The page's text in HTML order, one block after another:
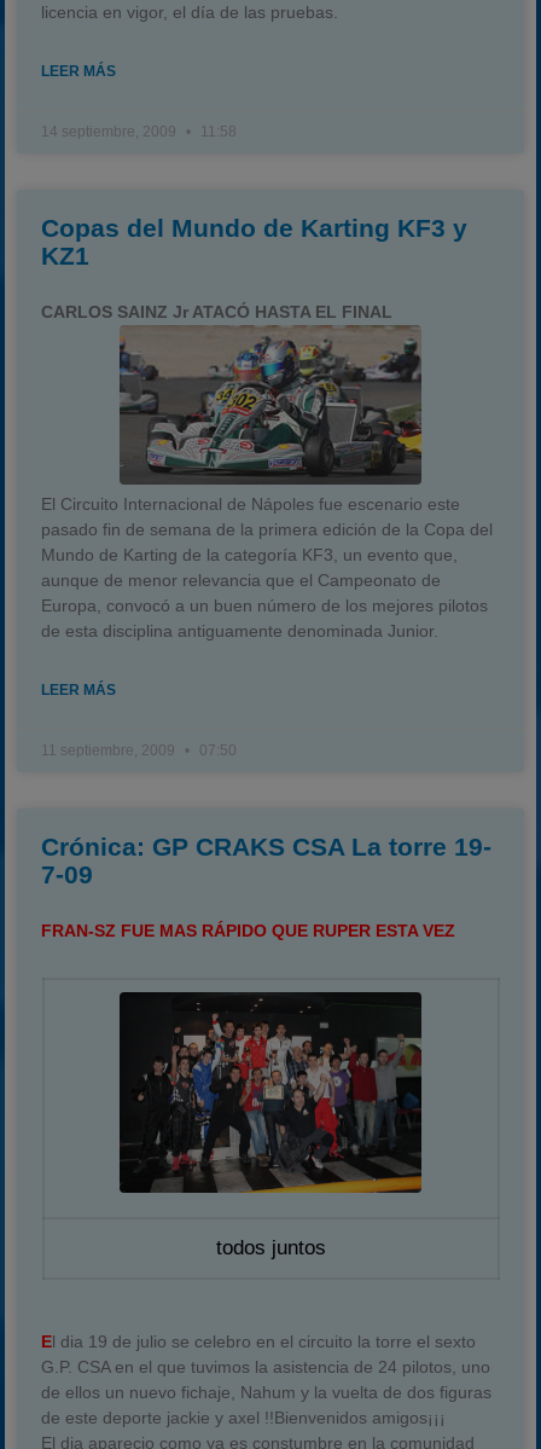
licencia en vigor, el día de las pruebas.
LEER MÁS
14 septiembre, 2009 11:58
Copas del Mundo de Karting KF3 y
KZ1
CARLOS SAINZ Jr ATACÓ HASTA EL FINAL
El Circuito Internacional de Nápoles fue escenario este
pasado fin de semana de la primera edición de la Copa del
Mundo de Karting de la categoría KF3, un evento que,
aunque de menor relevancia que el Campeonato de
Europa, convocó a un buen número de los mejores pilotos
de esta disciplina antiguamente denominada Junior.
LEER MÁS
11 septiembre, 2009 07:50
Crónica: GP CRAKS CSA La torre 19-
7-09
FRAN-SZ FUE MAS RÁPIDO QUE RUPER ESTA VEZ
todos juntos
El dia 19 de julio se celebro en el circuito la torre el sexto
G.P. CSA en el que tuvimos la asistencia de 24 pilotos, uno
de ellos un nuevo fichaje, Nahum y la vuelta de dos figuras
de este deporte jackie y axel !!Bienvenidos amigos¡¡¡
El dia aparecio como ya es constumbre en la comunidad